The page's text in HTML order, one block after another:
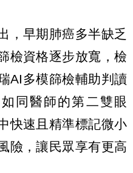
，早期肺癌多半缺乏
檢資格逐步放寬，檢
AI多模篩檢輔助判讀
同醫師的第二雙眼
快速且精準標記微小
險，讓民眾享有更高